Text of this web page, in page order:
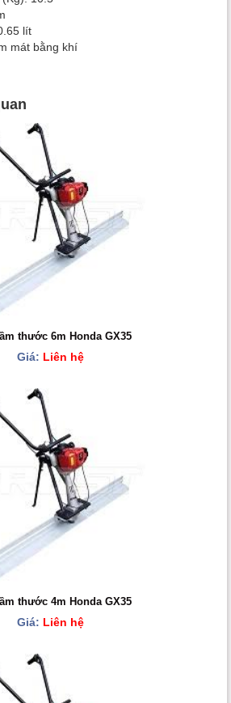
lít
mát bằng khí
thước 6m Honda GX35
Giá: Liên hệ
thước 4m Honda GX35
Giá: Liên hệ